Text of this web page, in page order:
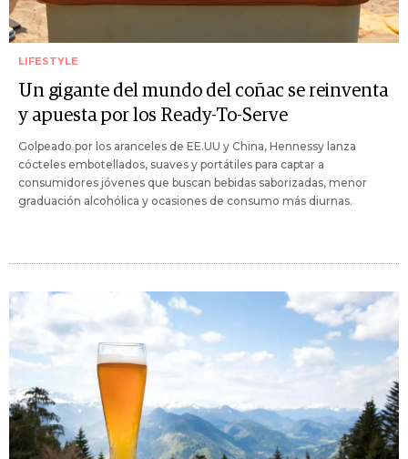
LIFESTYLE
Un gigante del mundo del coñac se reinventa
y apuesta por los Ready-To-Serve
Golpeado por los aranceles de EE.UU y China, Hennessy lanza
cócteles embotellados, suaves y portátiles para captar a
consumidores jóvenes que buscan bebidas saborizadas, menor
graduación alcohólica y ocasiones de consumo más diurnas.